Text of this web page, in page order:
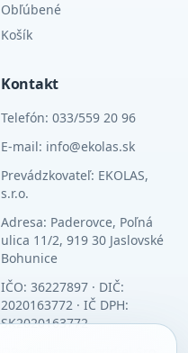
Obľúbené
Košík
Kontakt
Telefón: 033/559 20 96
E-mail: info@ekolas.sk
Prevádzkovateľ: EKOLAS,
s.r.o.
Adresa: Paderovce, Poľná
ulica 11/2, 919 30 Jaslovské
Bohunice
IČO: 36227897 · DIČ:
2020163772 · IČ DPH:
SK2020163772